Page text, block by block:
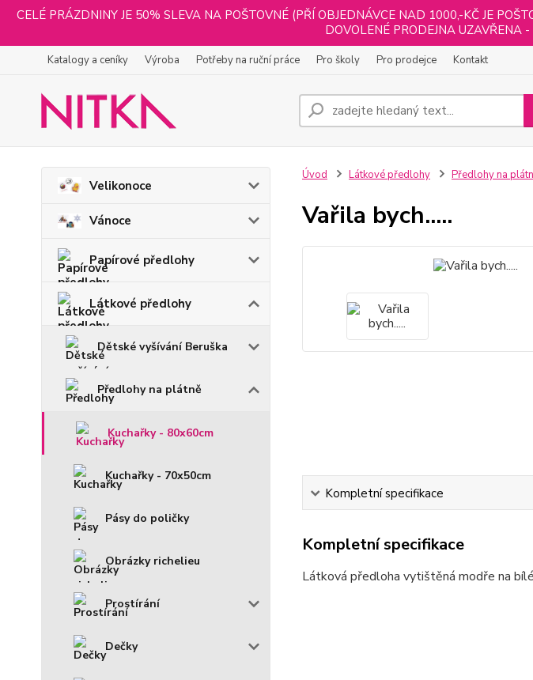
CELÉ PRÁZDNINY JE 50% SLEVA NA POŠTOVNÉ (PŘÍ OBJEDNÁVCE NAD 1000,-KČ JE
DOVOLENÉ PRODEJNA UZAVŘENA
Katalogy a ceníky Výroba Potřeby na ruční práce Pro školy Pro prodejce Kontakt
Velikonoce
Vánoce
Papírové předlohy
Látkové předlohy
Dětské vyšívání Beruška
Předlohy na plátně
Kuchařky - 80x60cm
Kuchařky - 70x50cm
Pásy do poličky
Obrázky richelieu
Prostírání
Dečky
Úvod Látkové předlohy Předlohy na
Vařila bych.....
Kompletní specifikace
Kompletní specifikace
Látková předloha vytištěná modře na